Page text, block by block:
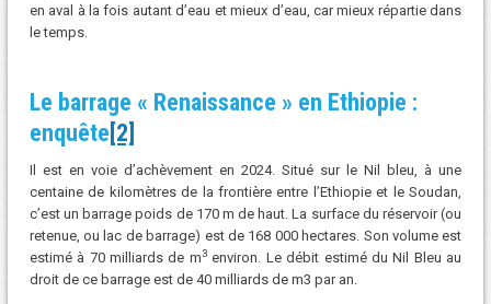
en aval à la fois autant d’eau et mieux d’eau, car mieux répartie dans
le temps.
Le barrage « Renaissance » en Ethiopie :
enquête [2]
Il est en voie d’achèvement en 2024. Situé sur le Nil bleu, à une
centaine de kilomètres de la frontière entre l’Ethiopie et le Soudan,
c’est un barrage poids de 170 m de haut. La surface du réservoir (ou
retenue, ou lac de barrage) est de 168 000 hectares. Son volume est
estimé à 70 milliards de m3environ. Le débit estimé du Nil Bleu au
droit de ce barrage est de 40 milliards de m3 par an.